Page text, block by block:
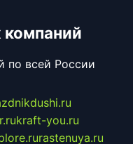
компаний
по всей России
kraft-you.ru
rastenuya.ru